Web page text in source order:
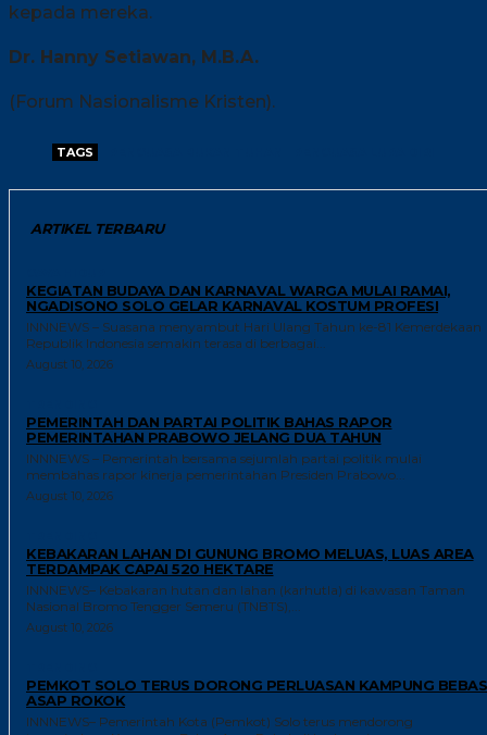
kepada mereka.
Dr. Hanny Setiawan, M.B.A.
(Forum Nasionalisme Kristen).
TAGS
ARTIKEL TERBARU
KEGIATAN BUDAYA DAN KARNAVAL WARGA MULAI RAMAI,
NGADISONO SOLO GELAR KARNAVAL KOSTUM PROFESI
INNNEWS – Suasana menyambut Hari Ulang Tahun ke-81 Kemerdekaan
Republik Indonesia semakin terasa di berbagai...
August 10, 2026
PEMERINTAH DAN PARTAI POLITIK BAHAS RAPOR
PEMERINTAHAN PRABOWO JELANG DUA TAHUN
INNNEWS – Pemerintah bersama sejumlah partai politik mulai
membahas rapor kinerja pemerintahan Presiden Prabowo...
August 10, 2026
KEBAKARAN LAHAN DI GUNUNG BROMO MELUAS, LUAS AREA
TERDAMPAK CAPAI 520 HEKTARE
INNNEWS– Kebakaran hutan dan lahan (karhutla) di kawasan Taman
Nasional Bromo Tengger Semeru (TNBTS),...
August 10, 2026
PEMKOT SOLO TERUS DORONG PERLUASAN KAMPUNG BEBAS
ASAP ROKOK
INNNEWS– Pemerintah Kota (Pemkot) Solo terus mendorong